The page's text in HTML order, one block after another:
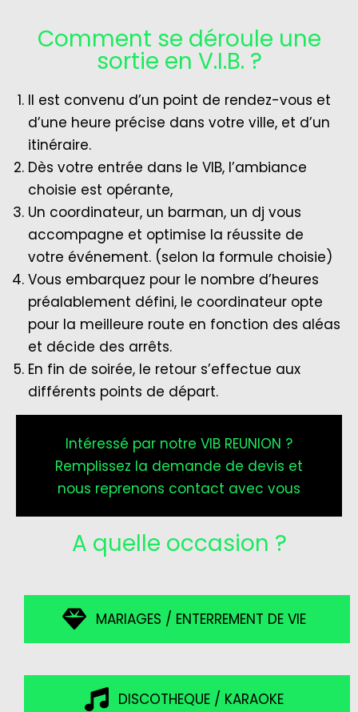
Comment se déroule une
sortie en V.I.B. ?
Il est convenu d’un point de rendez-vous et
d’une heure précise dans votre ville, et d’un
itinéraire.
Dès votre entrée dans le VIB, l’ambiance
choisie est opérante,
Un coordinateur, un barman, un dj vous
accompagne et optimise la réussite de
votre événement. (selon la formule choisie)
Vous embarquez pour le nombre d’heures
préalablement défini, le coordinateur opte
pour la meilleure route en fonction des aléas
et décide des arrêts.
En fin de soirée, le retour s’effectue aux
différents points de départ.
Intéressé par notre VIB REUNION ?
Remplissez la demande de devis et
nous reprenons contact avec vous
A quelle occasion ?
MARIAGES / ENTERREMENT DE VIE
DISCOTHEQUE / KARAOKE